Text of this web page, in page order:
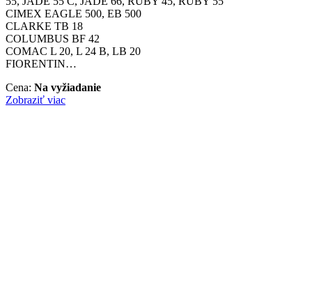
CIMEX EAGLE 500, EB 500
CLARKE TB 18
COLUMBUS BF 42
COMAC L 20, L 24 B, LB 20
FIORENTIN…
Cena: Na vyžiadanie
Zobraziť viac